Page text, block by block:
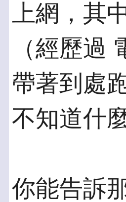
上網，其
（經歷過
帶著到處
不知道什
你能告訴